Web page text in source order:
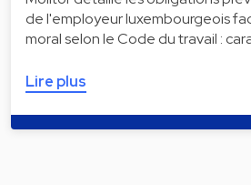
de l'employeur luxembourgeois
moral selon le Code du travail :
Lire plus